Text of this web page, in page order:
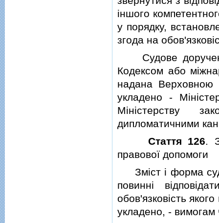
iншого
у порядку,
згода на
Судове
Кодексом або
надана
укладено -
Мiнiстерству
дипломатичними
Стаття 126.
правової допомоги
Змiст i форма
повиннi
обов'язковiсть
укладено, - вимогам